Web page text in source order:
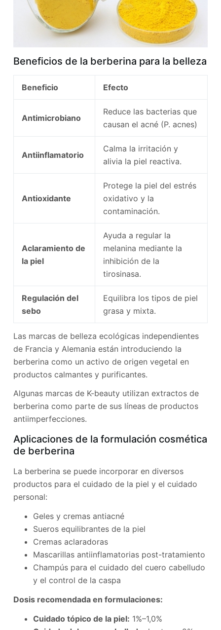
Beneficios de la berberina para la belleza
Beneficio Efecto
Antimicrobiano
Reduce las bacterias que
causan el acné (P. acnes)
Antiinflamatorio
Calma la irritación y
alivia la piel reactiva.
Antioxidante
Protege la piel del estrés
oxidativo y la
contaminación.
Aclaramiento de
la piel
Ayuda a regular la
melanina mediante la
inhibición de la
tirosinasa.
Regulación del
sebo
Equilibra los tipos de piel
grasa y mixta.
Las marcas de belleza ecológicas independientes
de Francia y Alemania están introduciendo la
berberina como un activo de origen vegetal en
productos calmantes y purificantes.
Algunas marcas de K-beauty utilizan extractos de
berberina como parte de sus líneas de productos
antiimperfecciones.
Aplicaciones de la formulación cosmética
de berberina
La berberina se puede incorporar en diversos
productos para el cuidado de la piel y el cuidado
personal:
Geles y cremas antiacné
Sueros equilibrantes de la piel
Cremas aclaradoras
Mascarillas antiinflamatorias post-tratamiento
Champús para el cuidado del cuero cabelludo
y el control de la caspa
Dosis recomendada en formulaciones:
Cuidado tópico de la piel: 1%–1,0%